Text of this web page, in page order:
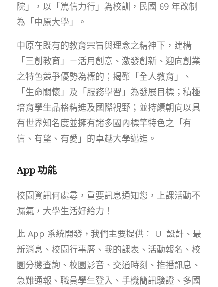
院」，以「篤信力行」為校訓，民國 69 年改制
為「中原大學」。
中原在既有的教育宗旨與理念之精神下，建構
「三創教育」－活用創意、激發創新、迎向創業
之特色競爭優勢為標的；揭櫫「全人教育」、
「生命關懷」及「服務學習」為發展目標；積極
培育學生品格精進及國際視野；並持續朝向以具
有世界知名度並擁有諸多國內標竿特色之「有
信、有望、有愛」的卓越大學邁進。
App 功能
校園資訊何處尋，重要訊息通知您，上課活動不
漏氣，大學生活好給力！
此 App 系統開發，我們主要提供： UI 設計、最
新消息、校園行事曆、我的課表、活動報名、校
園分機查詢、校園影音、交通時刻、推播訊息、
急難通報、職員學生登入、手機簡訊驗證、多國